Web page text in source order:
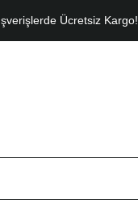
Ücretsiz Kargo!